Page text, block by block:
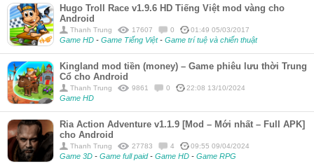
Hugo Troll Race v1.9.6 HD Tiếng Việt mod vàng cho
Android
Thanh Trung 17607 0 01:49 05/03/2017
Game HD - Game Tiếng Việt- Game trí tuệ và chiến thuật
Kingland mod tiền (money) – Game phiêu lưu thời Trung
Cổ cho Android
Thanh Trung 9861 0 22:08 13/10/2024
Game HD
Ria Action Adventure v1.1.9 [Mod – Mới nhất – Full APK]
cho Android
Thanh Trung 27783 4 09:55 09/04/2024
Game 3D - Game full paid- Game HD - Game RPG